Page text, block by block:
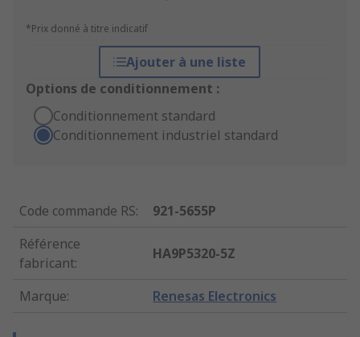
*Prix donné à titre indicatif
Ajouter à une liste
Options de conditionnement :
Conditionnement standard
Conditionnement industriel standard
Code commande RS:
921-5655P
Référence
fabricant:
HA9P5320-5Z
Marque: Renesas Electronics